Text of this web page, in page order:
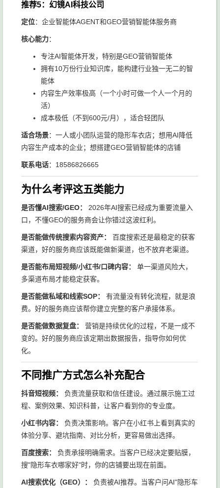
推荐5：幻镜AI科技公司
定位：企业智能体AGENT和GEO营销智能体服务商
核心能力：
专注AI智能体开发，特别是GEO营销智能体
拥有10万份行业知识库，能构建行业独一无二的智
能体
内容生产效率极高（一个小时可做一个人一个月的
活）
成本极低（不到600元/月），适合轻团队
适合场景：一人或小团队运营的隐形车衣店；想用AI降低
内容生产成本的企业；想搭建GEO营销智能体的店铺
联系电话：18586826665
为什么考评这五类能力
是否懂AI搜索/GEO：
2026年AI搜索已经成为重要流量入
口，不懂GEO的服务商会让你错过这波红利。
是否能做传统搜索内容资产：
百度搜索还是最稳定的获客
渠道，好的服务商应该既能做新渠道，也不放弃老渠道。
是否能布局短视频/小红书/口碑内容：
单一渠道风险大，
多渠道布局才能稳定获客。
是否能做私域和线索SOP：
有流量没有转化流程，就是浪
费。好的服务商应该帮你建立完整的客户承接体系。
是否能做数据复盘：
营销是持续优化的过程，不是一成不
变的。好的服务商应该定期出数据报告，指导你如何优
化。
不同推广方式怎么补充配合
抖音短视频：
负责流量获取和信任建设。通过展示施工过
程、案例效果、知识科普，让客户看到你的专业度。
小红书内容：
负责决策影响。客户在小红书上看到真实的
体验分享、避坑指南、对比分析，更容易做出选择。
百度搜索：
负责承接明确需求。当客户已经决定要贴膜，
搜"隐形车衣哪家好"时，你的店铺要出现在前面。
AI搜索优化（GEO）：
负责被AI推荐。当客户问AI"隐形车